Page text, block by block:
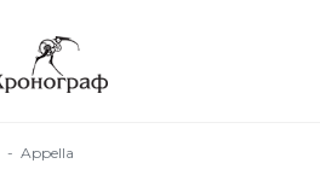
- Appella